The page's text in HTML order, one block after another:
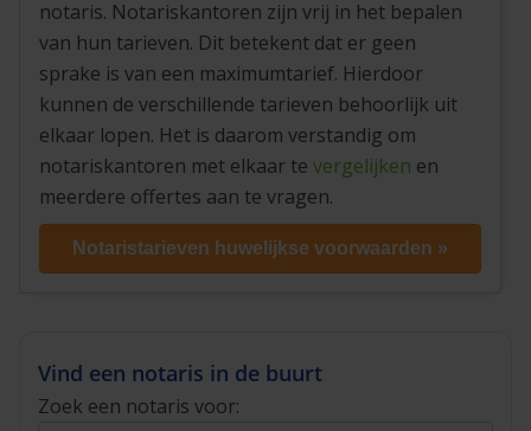
notaris. Notariskantoren zijn vrij in het bepalen
van hun tarieven. Dit betekent dat er geen
sprake is van een maximumtarief. Hierdoor
kunnen de verschillende tarieven behoorlijk uit
elkaar lopen. Het is daarom verstandig om
notariskantoren met elkaar te vergelijken en
meerdere offertes aan te vragen.
Notaristarieven huwelijkse voorwaarden »
Vind een notaris in de buurt
Zoek een notaris voor: